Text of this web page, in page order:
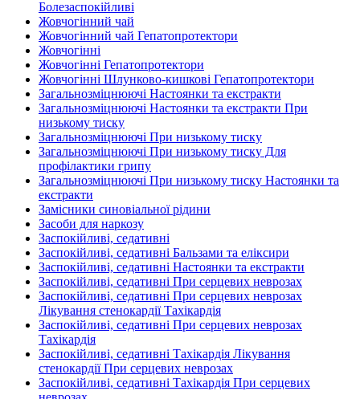
Болезаспокійливі
Жовчогінний чай
Жовчогінний чай Гепатопротектори
Жовчогінні
Жовчогінні Гепатопротектори
Жовчогінні Шлунково-кишкові Гепатопротектори
Загальнозміцнюючі Настоянки та екстракти
Загальнозміцнюючі Настоянки та екстракти При
низькому тиску
Загальнозміцнюючі При низькому тиску
Загальнозміцнюючі При низькому тиску Для
профілактики грипу
Загальнозміцнюючі При низькому тиску Настоянки та
екстракти
Замісники синовіальної рідини
Засоби для наркозу
Заспокійливі, седативні
Заспокійливі, седативні Бальзами та еліксири
Заспокійливі, седативні Настоянки та екстракти
Заспокійливі, седативні При серцевих неврозах
Заспокійливі, седативні При серцевих неврозах
Лікування стенокардії Тахікардія
Заспокійливі, седативні При серцевих неврозах
Тахікардія
Заспокійливі, седативні Тахікардія Лікування
стенокардії При серцевих неврозах
Заспокійливі, седативні Тахікардія При серцевих